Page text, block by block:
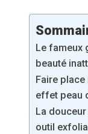
Le fameux
beauté
Faire
effet peau
La
outil